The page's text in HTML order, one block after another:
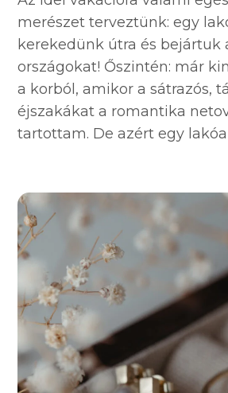
merészet terveztünk: egy
kerekedünk útra és bejártuk
országokat! Őszintén: már
a korból, amikor a sátrazós,
éjszakákat a romantika
tartottam. De azért egy